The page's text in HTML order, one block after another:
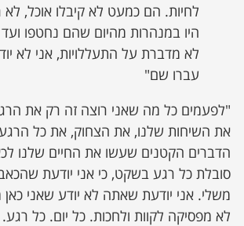
לחיות. הם כמעט לא קיבלו אוכל, לא
היו במנהרות מהיום שהם נחטפו ועד
לא מדברת על התעללויות, אני לא
עברו שם"
"לפעמים כל מה שאני רוצה זה רק את
את השיחות שלנו, את הצחוק, את כל
הדברים הקטנים שעשו את החיים שלנו
סובלת כל רגע בשקט, כי אני יודעת
משלי. אני יודעת שאתה לא יודע שאני
לא מפסיקה לקוות ולחכות. כל יום. כל